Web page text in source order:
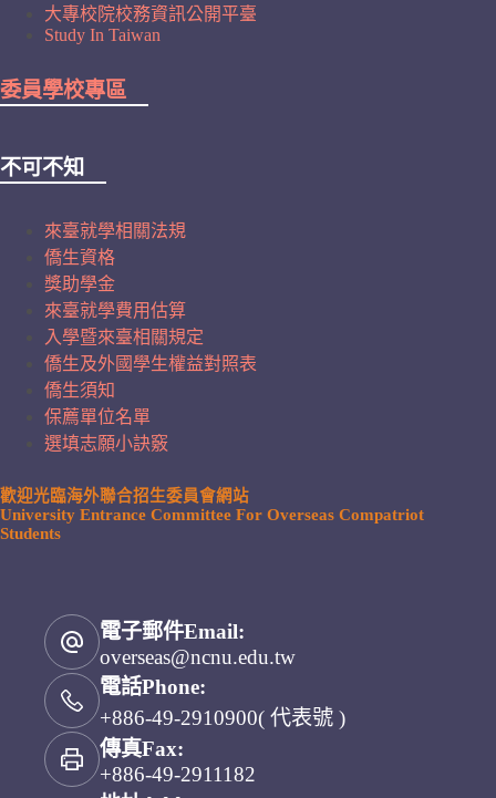
大專校院校務資訊公開平臺
Study In Taiwan
委員學校專區
不可不知
來臺就學相關法規
僑生資格
獎助學金
來臺就學費用估算
入學暨來臺相關規定
僑生及外國學生權益對照表
僑生須知
保薦單位名單
選填志願小訣竅
歡迎光臨海外聯合招生委員會網站
University Entrance Committee For Overseas Compatriot
Students
電子郵件Email:
overseas@ncnu.edu.tw
電話Phone:
+886-49-2910900( 代表號 )
傳真Fax:
+886-49-2911182